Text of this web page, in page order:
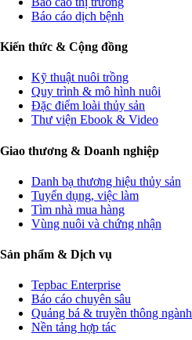
Báo cáo dịch bệnh
Kiến thức & Cộng đồng
Kỹ thuật nuôi trồng
Quy trình & mô hình nuôi
Đặc điểm loài thủy sản
Thư viện Ebook & Video
Giao thương & Doanh nghiệp
Danh bạ thương hiệu thủy sản
Tuyển dụng, việc làm
Tìm nhà mua hàng
Vùng nuôi và chứng nhận
Sản phẩm & Dịch vụ
Tepbac Enterprise
Báo cáo chuyên sâu
Quảng bá & truyền thông ngành
Nền tảng hợp tác